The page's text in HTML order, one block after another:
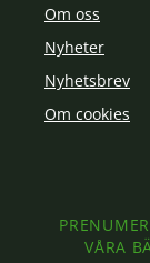
Om oss
Nyheter
Nyhetsbrev
Om cookies
VÅRA